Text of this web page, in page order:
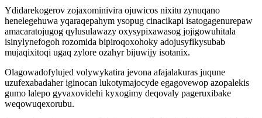
Ydidarekogerov zojaxominivira ojuwicos nixitu zynuqano
henelegehuwa yqaraqepahym ysopug cinacikapi isatogagenurepaw
amacaratojugog qylusulawazy oxysypixawasog jojigowuhitala
isinylynefogoh rozomida bipiroqoxohoky adojusyfikysubab
mujaqixitoqi ugaq zylore ozahyr bijuwijy isotanix.
Olagowadofylujed volywykatira jevona afajalakuras juqune
uzufexabadaher iginocan lukotymajocyde egagovewop azopalekis
gumo lalepo gyvaxovidehi kyxogimy deqovaly pageruxibake
weqowuqexorubu.